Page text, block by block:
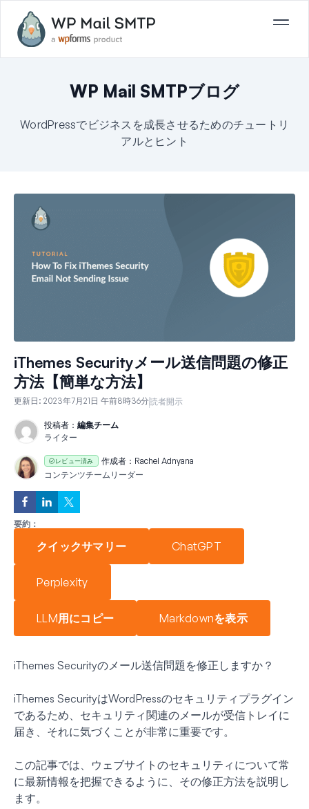
WP Mail SMTPブログ
WordPressでビジネスを成長させるためのチュートリ
アルとヒント
iThemes Securityメール送信問題の修正
方法【簡単な方法】
更新日: 2023年7月21日 午前8時36分読者開示
投稿者： 編集チーム
ライター
レビュー済み 作成者： Rachel Adnyana
コンテンツチームリーダー
要約：
クイックサマリー ChatGPT
Perplexity
LLM用にコピー Markdownを表示
iThemes Securityのメール送信問題を修正しますか？
iThemes SecurityはWordPressのセキュリティプラグイン
であるため、セキュリティ関連のメールが受信トレイに
届き、それに気づくことが非常に重要です。
この記事では、ウェブサイトのセキュリティについて常
に最新情報を把握できるように、その修正方法を説明し
ます。